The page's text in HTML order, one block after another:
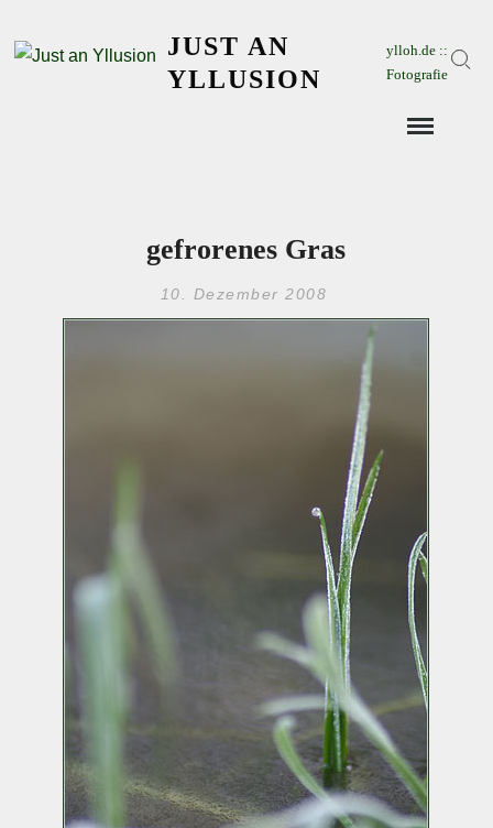
JUST AN
YLLUSION
ylloh.de ::
Fotografie
gefrorenes Gras
10. Dezember 2008